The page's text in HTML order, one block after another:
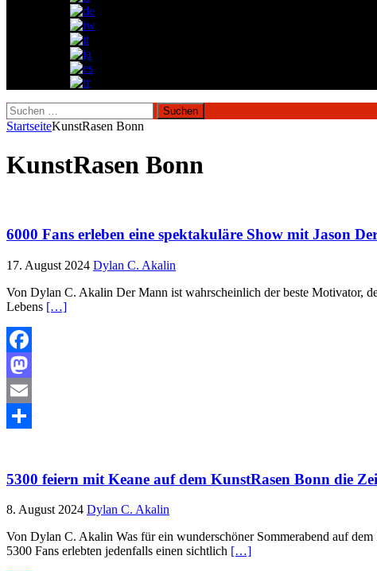
Suchen
nach:
StartseiteKunstRasen Bonn
KunstRasen Bonn
6000 Fans erleben eine spektakuläre Show mit Jason
17. August 2024 Dylan C. Akalin
Von Dylan C. Akalin Der Mann ist wahrscheinlich der beste Motivator,
Lebens […]
Facebook
Mastodon
Email
5300 feiern mit Keane auf dem KunstRasen Bonn die
8. August 2024 Dylan C. Akalin
Von Dylan C. Akalin Was für ein wunderschöner Sommerabend auf
5300 Fans erlebten jedenfalls einen sichtlich […]